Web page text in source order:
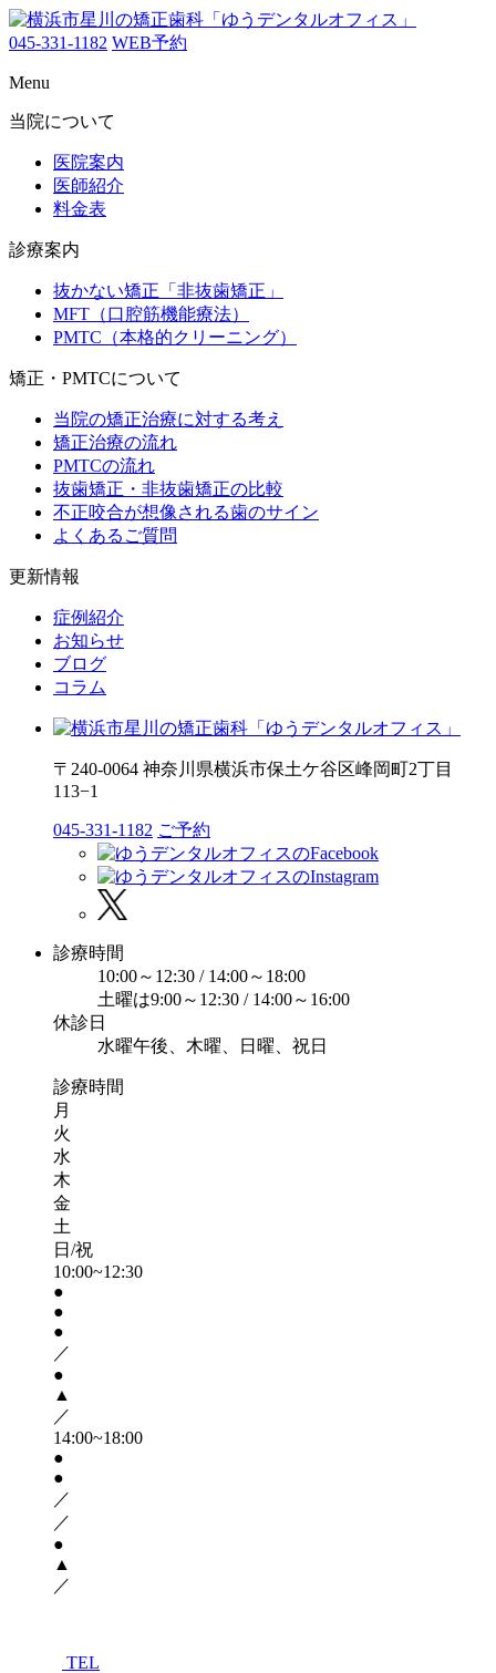
045-331-1182 WEB予約
Menu
当院について
医院案内
医師紹介
料金表
診療案内
抜かない矯正「非抜歯矯正」
MFT（口腔筋機能療法）
PMTC（本格的クリーニング）
矯正・PMTCについて
当院の矯正治療に対する考え
矯正治療の流れ
PMTCの流れ
抜歯矯正・非抜歯矯正の比較
不正咬合が想像される歯のサイン
よくあるご質問
更新情報
症例紹介
お知らせ
ブログ
コラム
〒240-0064 神奈川県横浜市保土ケ谷区峰岡町2丁目
113−1
045-331-1182 ご予約
診療時間
10:00～12:30 / 14:00～18:00
土曜は9:00～12:30 / 14:00～16:00
休診日
水曜午後、木曜、日曜、祝日
診療時間
月
火
水
木
金
土
日/祝
10:00~12:30
●
●
●
／
●
▲
／
14:00~18:00
●
●
／
／
●
▲
／
TEL